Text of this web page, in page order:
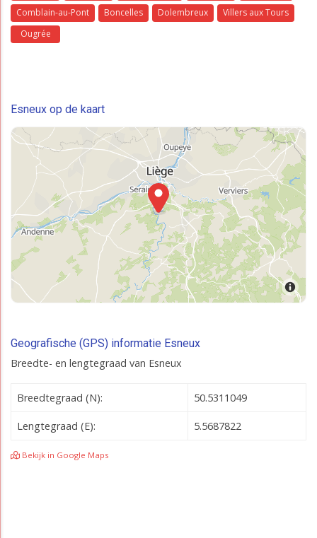
Comblain-au-Pont Boncelles Dolembreux
Villers aux Tours
Ougrée
Esneux op de kaart
Geografische (GPS) informatie Esneux
Breedte- en lengtegraad van Esneux
Breedtegraad (N): 50.5311049
Lengtegraad (E): 5.5687822
Bekijk in Google Maps